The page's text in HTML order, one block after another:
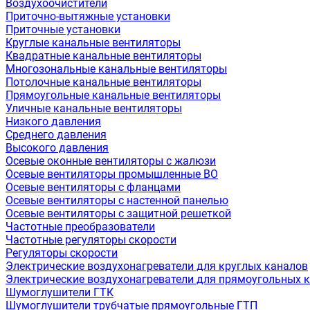
Воздухоочистители
Приточно-вытяжные установки
Приточные установки
Круглые канальные вентиляторы
Квадратные канальные вентиляторы
Многозональные канальные вентиляторы
Потолочные канальные вентиляторы
Прямоугольные канальные вентиляторы
Уличные канальные вентиляторы
Низкого давления
Среднего давления
Высокого давления
Осевые оконные вентиляторы с жалюзи
Осевые вентиляторы промышленные ВО
Осевые вентиляторы с фланцами
Осевые вентиляторы с настенной панелью
Осевые вентиляторы с защитной решеткой
Частотные преобразователи
Частотные регуляторы скорости
Регуляторы скорости
Электрические воздухонагреватели для круглых каналов
Электрические воздухонагреватели для прямоугольных
Шумоглушители ГТК
Шумоглушители трубчатые прямоугольные ГТП